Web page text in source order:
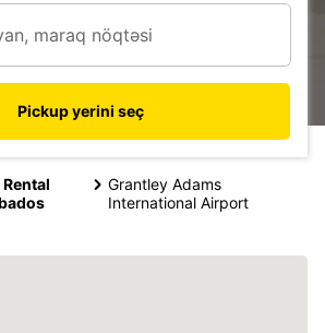
Pickup yerini seç
Grantley Adams
International Airport